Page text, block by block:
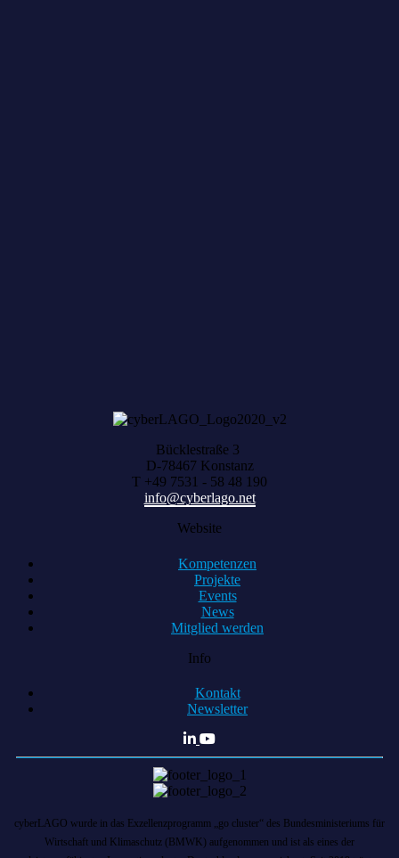
Bücklestraße 3
D-78467 Konstanz
T +49 7531 - 58 48 190
info@cyberlago.net
Website
Kompetenzen
Projekte
Events
News
Mitglied werden
Info
Kontakt
Newsletter
cyberLAGO wurde in das Exzellenzprogramm „go cluster“ des Bundesministeriums für
Wirtschaft und Klimaschutz (BMWK) aufgenommen und ist als eines der